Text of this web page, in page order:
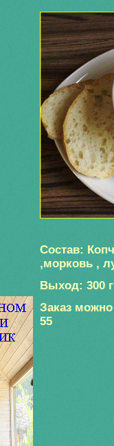
Состав:
,морковь ,
Выход: 300
Заказ можно
55